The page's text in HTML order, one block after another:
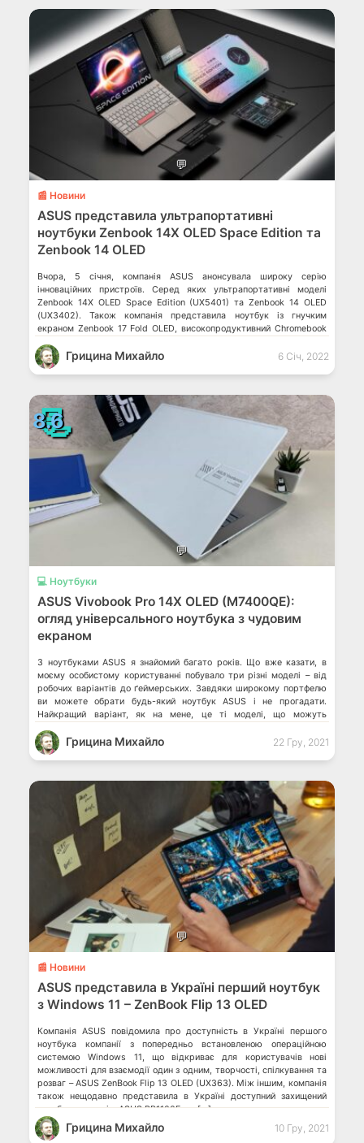
💬
📰 Новини
ASUS представила ультрапортативні
ноутбуки Zenbook 14X OLED Space Edition та
Zenbook 14 OLED
Вчора, 5 січня, компанія ASUS анонсувала широку серію
інноваційних пристроїв. Серед яких ультрапортативні моделі
Zenbook 14X OLED Space Edition (UX5401) та Zenbook 14 OLED
(UX3402). Також компанія представила ноутбук із гнучким
екраном Zenbook 17 Fold OLED, високопродуктивний Chromebook
та B5402F), 15.6-дюймовий IPS-монітор формату 4K UHD ProArt
Display PA169CDV та […]
Грицина Михайло 6 Січ, 2022
📃
8.6
💬
💻 Ноутбуки
ASUS Vivobook Pro 14X OLED (M7400QE):
огляд універсального ноутбука з чудовим
екраном
З ноутбуками ASUS я знайомий багато років. Що вже казати, в
моєму особистому користуванні побувало три різні моделі – від
робочих варіантів до ґеймерських. Завдяки широкому портфелю
ви можете обрати будь-який ноутбук ASUS і не прогадати.
Найкращий варіант, як на мене, це ті моделі, що можуть
Грицина Михайло 22 Гру, 2021
💬
📰 Новини
ASUS представила в Україні перший ноутбук
з Windows 11 – ZenBook Flip 13 OLED
Компанія ASUS повідомила про доступність в Україні першого
ноутбука компанії з попередньо встановленою операційною
системою Windows 11, що відкриває для користувачів нові
можливості для взаємодії один з одним, творчості, спілкування та
розваг – ASUS ZenBook Flip 13 OLED (UX363). Між іншим, компанія
також нещодавно представила в Україні доступний захищений
ноутбук для учнів, ASUS BR1100F, та […]
Грицина Михайло 10 Гру, 2021